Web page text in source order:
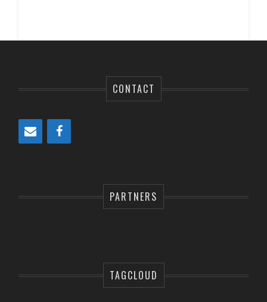
CONTACT
PARTNERS
TAGCLOUD